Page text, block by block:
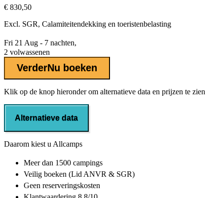
€ 830,50
Excl. SGR, Calamiteitendekking en toeristenbelasting
Fri 21 Aug - 7 nachten,
2 volwassenen
VerderNu boeken
Klik op de knop hieronder om alternatieve data en prijzen te zien
Alternatieve data
Daarom kiest u Allcamps
Meer dan 1500 campings
Veilig boeken (Lid ANVR & SGR)
Geen reserveringskosten